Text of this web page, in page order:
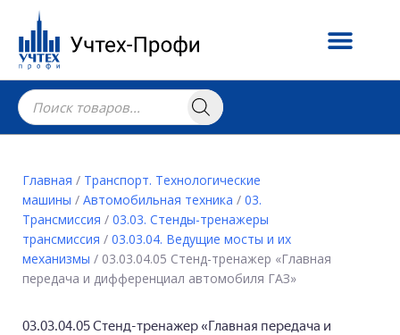
Главная / Транспорт. Технологические
машины / Автомобильная техника / 03.
Трансмиссия / 03.03. Стенды-тренажеры
трансмиссия / 03.03.04. Ведущие мосты и их
механизмы / 03.03.04.05 Стенд-тренажер «Главная
передача и дифференциал автомобиля ГАЗ»
03.03.04.05 Стенд-тренажер «Главная передача и